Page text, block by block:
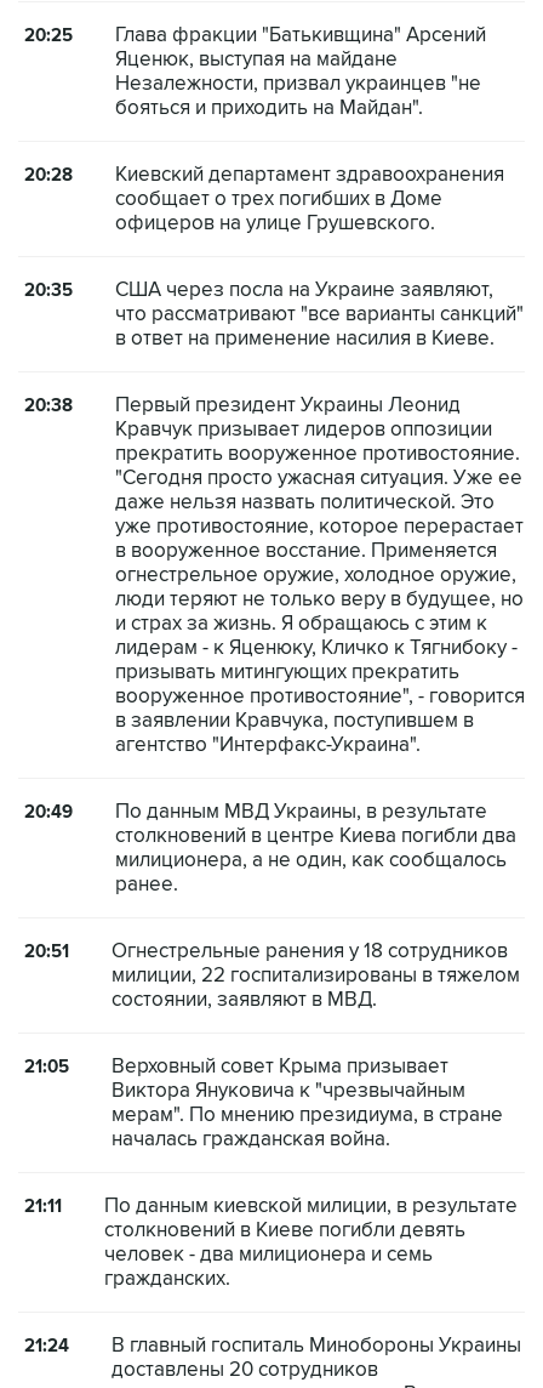
20:25
Глава фракции "Батькивщина" Арсений
Яценюк, выступая на майдане
Незалежности, призвал украинцев "не
бояться и приходить на Майдан".
20:28
Киевский департамент здравоохранения
сообщает о трех погибших в Доме
офицеров на улице Грушевского.
20:35
США через посла на Украине заявляют,
что рассматривают "все варианты санкций"
в ответ на применение насилия в Киеве.
20:38
Первый президент Украины Леонид
Кравчук призывает лидеров оппозиции
прекратить вооруженное противостояние.
"Сегодня просто ужасная ситуация. Уже ее
даже нельзя назвать политической. Это
уже противостояние, которое перерастает
в вооруженное восстание. Применяется
огнестрельное оружие, холодное оружие,
люди теряют не только веру в будущее, но
и страх за жизнь. Я обращаюсь с этим к
лидерам - к Яценюку, Кличко к Тягнибоку -
призывать митингующих прекратить
вооруженное противостояние", - говорится
в заявлении Кравчука, поступившем в
агентство "Интерфакс-Украина".
20:49
По данным МВД Украины, в результате
столкновений в центре Киева погибли два
милиционера, а не один, как сообщалось
ранее.
20:51
Огнестрельные ранения у 18 сотрудников
милиции, 22 госпитализированы в тяжелом
состоянии, заявляют в МВД.
21:05
Верховный совет Крыма призывает
Виктора Януковича к "чрезвычайным
мерам". По мнению президиума, в стране
началась гражданская война.
21:11
По данным киевской милиции, в результате
столкновений в Киеве погибли девять
человек - два милиционера и семь
гражданских.
21:24
В главный госпиталь Минобороны Украины
доставлены 20 сотрудников